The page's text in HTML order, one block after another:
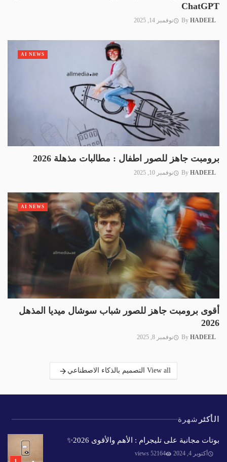
ChatGPT
By HADEEL نوفمبر 14, 2025
برومبت جاهز للصور اطفال : مطالبات مذهلة 2026
By HADEEL نوفمبر 10, 2025
AI NEWS
أقوى برومبت جاهز للصور شباب سوشال ميديا المذهل
2026
By HADEEL نوفمبر 8, 2025
AI NEWS
View all التصميم بالذكاء الاصطناعي
الأكثر شهرة
بوتات مجانية على تليجرام : الأهم والأقوى 2026✨️
أكتوبر 4, 2024 52164 views